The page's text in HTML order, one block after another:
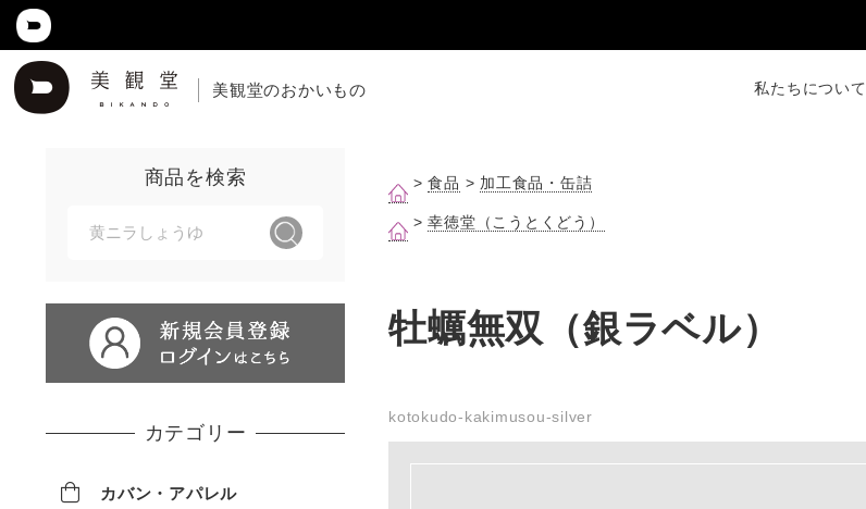
美観堂のおかいもの 私たちについて
>食品 > 加工食品・缶詰
>幸徳堂（こうとくどう）
牡蠣無双（銀ラベル）
kotokudo-kakimusou-silver
商品を検索
カテゴリー
カバン・アパレル